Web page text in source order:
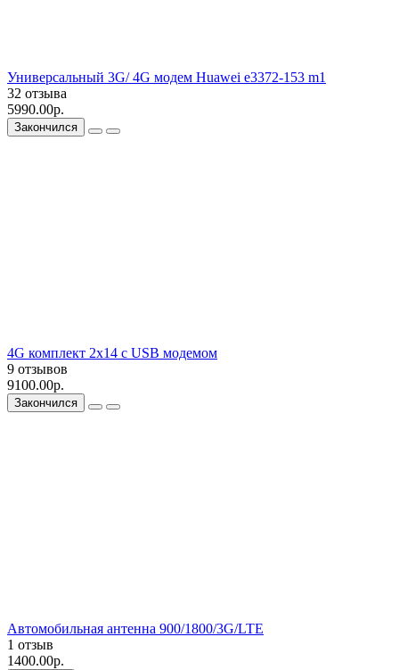
Универсальный 3G/ 4G модем Huawei e3372-153 m1
32 отзыва
5990.00р.
Закончился
4G комплект 2х14 с USB модемом
9 отзывов
9100.00р.
Закончился
Автомобильная антенна 900/1800/3G/LTE
1 отзыв
1400.00р.